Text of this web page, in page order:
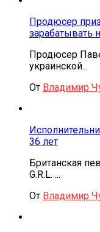
Продюсер
зарабатывать
Продюсер
украинской...
От Владимир
36 лет
Британская
G.R.L. ...
От Владимир